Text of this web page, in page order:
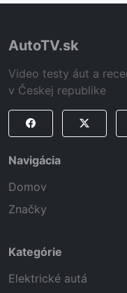
AutoTV.sk
Video testy áut a
v Českej republike
Navigácia
Domov
Značky
Kategórie
Elektrické autá